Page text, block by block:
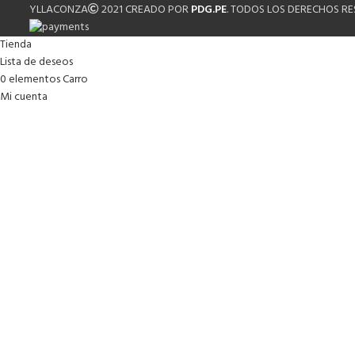
YLLACONZA 2021 CREADO PORPDG.PE. TODOS LOS DERECHOS
Tienda
Lista de deseos
0elementosCarro
Mi cuenta